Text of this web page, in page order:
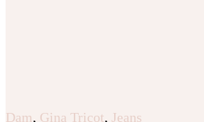
Dam, Gina Tricot, Jeans